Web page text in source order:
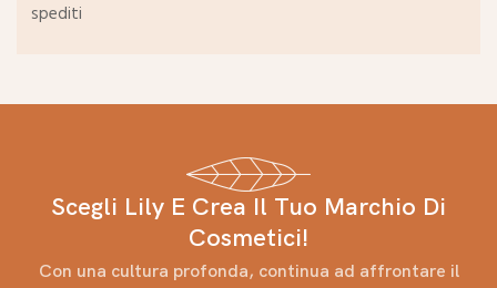
spediti
Scegli Lily E Crea Il Tuo Marchio Di
Cosmetici!
Con una cultura profonda, continua ad affrontare il